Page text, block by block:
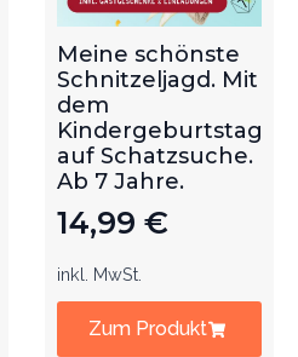
Meine schönste
Schnitzeljagd. Mit
dem
Kindergeburtstag
auf Schatzsuche.
Ab 7 Jahre.
14,99 €
inkl. MwSt.
Zum Produkt